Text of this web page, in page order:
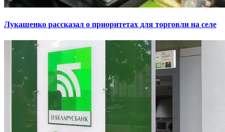
Лукашенко рассказал о приоритетах для торговли на селе